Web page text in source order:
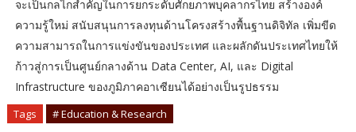
จะเป็นกลไกสำคัญในการยกระดับศักยภาพบุคลากรไทย สร้างองค์
ความรู้ใหม่ สนับสนุนการลงทุนด้านโครงสร้างพื้นฐานดิจิทัล เพิ่มขีด
ความสามารถในการแข่งขันของประเทศ และผลักดันประเทศไทยให้
ก้าวสู่การเป็นศูนย์กลางด้าน Data Center, AI, และ Digital
Infrastructure ของภูมิภาคอาเซียนได้อย่างเป็นรูปธรรม
Tags # Education & Research